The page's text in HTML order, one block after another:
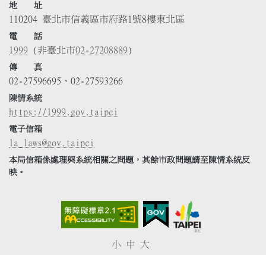
地 址
110204 臺北市信義區市府路1號8樓東北區
電 話
1999 (非臺北市02-27208889)
傳 真
02-27596695、02-27593266
陳情系統
https://1999.gov.taipei
電子信箱
la_laws@gov.taipei
本局信箱係處理與系統相關之問題，其餘市政問題請至陳情系統反
映。
小 中 大